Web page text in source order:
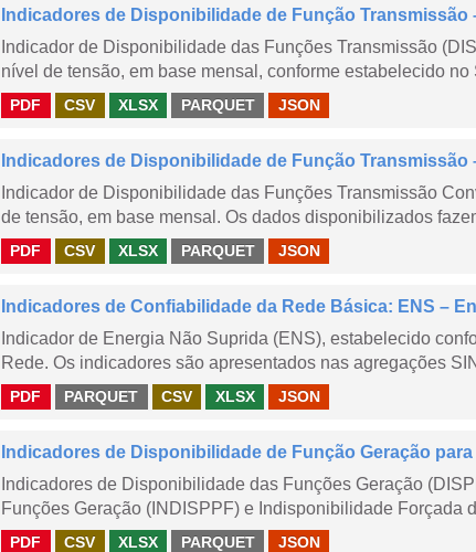
Indicadores de Disponibilidade de Função
Indicador de Disponibilidade das Funções Transmissão
nível de tensão, em base mensal, conforme estabelecido no
PDF CSV XLSX PARQUET JSON
Indicadores de Disponibilidade de Função Transmissão
Indicador de Disponibilidade das Funções Transmissão
de tensão, em base mensal. Os dados disponibilizados
PDF CSV XLSX PARQUET JSON
Indicadores de Confiabilidade da Rede Básica: ENS –
Indicador de Energia Não Suprida (ENS), estabelecido
Rede. Os indicadores são apresentados nas agregações
PDF PARQUET CSV XLSX JSON
Indicadores de Disponibilidade de Função Geração para
Indicadores de Disponibilidade das Funções Geração
Funções Geração (INDISPPF) e Indisponibilidade Forçada
PDF CSV XLSX PARQUET JSON